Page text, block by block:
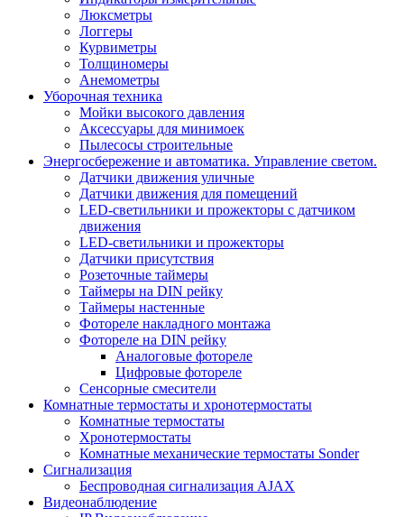
Люксметры
Логгеры
Курвиметры
Толщиномеры
Анемометры
Уборочная техника
Мойки высокого давления
Аксессуары для минимоек
Пылесосы строительные
Энергосбережение и автоматика. Управление светом.
Датчики движения уличные
Датчики движения для помещений
LED-светильники и прожекторы с датчиком
движения
LED-светильники и прожекторы
Датчики присутствия
Розеточные таймеры
Таймеры на DIN рейку
Таймеры настенные
Фотореле накладного монтажа
Фотореле на DIN рейку
Аналоговые фотореле
Цифровые фотореле
Сенсорные смесители
Комнатные термостаты и хронотермостаты
Комнатные термостаты
Хронотермостаты
Комнатные механические термостаты Sonder
Сигнализация
Беспроводная сигнализация AJAX
Видеонаблюдение